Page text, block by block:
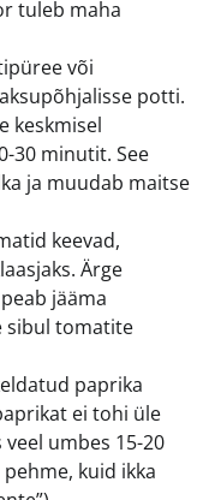
tuleb maha
või
potti.
keskmisel
30 minutit. See
ja muudab maitse
keevad,
Ärge
jääma
sibul tomatite
paprika
ei tohi üle
umbes 15-20
kuid ikka